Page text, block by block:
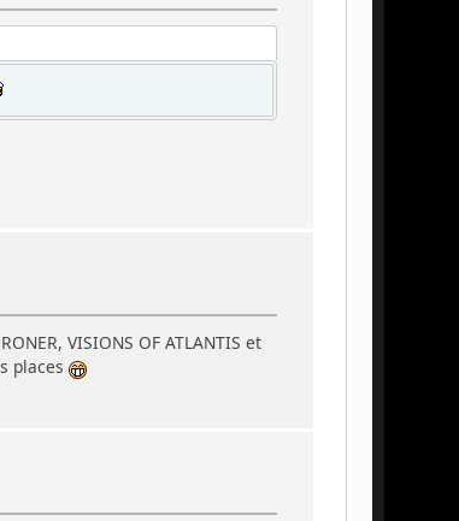
VISIONS OF ATLANTIS et
places